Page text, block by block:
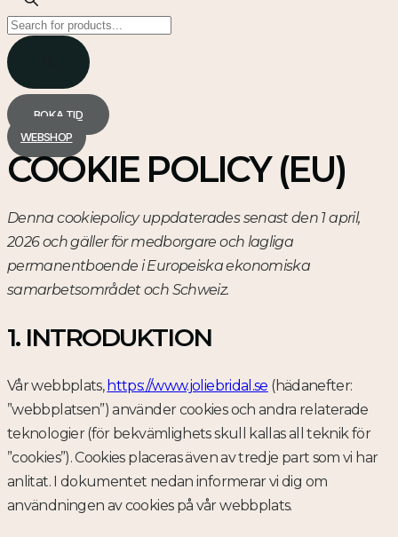
Products
search
BOKA TID
WEBSHOP
COOKIE POLICY (EU)
Denna cookiepolicy uppdaterades senast den 1 april,
2026 och gäller för medborgare och lagliga
permanentboende i Europeiska ekonomiska
samarbetsområdet och Schweiz.
1. INTRODUKTION
Vår webbplats, https://www.joliebridal.se (hädanefter:
”webbplatsen”) använder cookies och andra relaterade
teknologier (för bekvämlighets skull kallas all teknik för
”cookies”). Cookies placeras även av tredje part som vi har
anlitat. I dokumentet nedan informerar vi dig om
användningen av cookies på vår webbplats.